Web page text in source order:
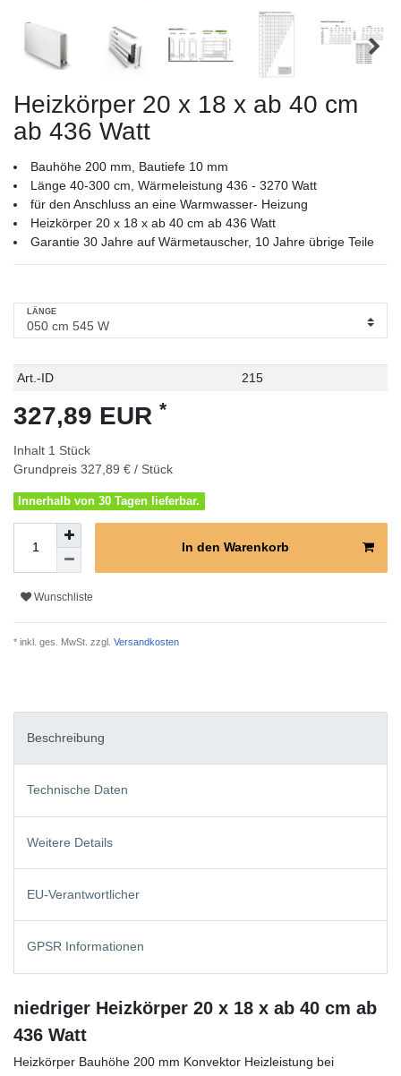
Heizkörper 20 x 18 x ab 40 cm
ab 436 Watt
Bauhöhe 200 mm, Bautiefe 10 mm
Länge 40-300 cm, Wärmeleistung 436 - 3270 Watt
für den Anschluss an eine Warmwasser- Heizung
Heizkörper 20 x 18 x ab 40 cm ab 436 Watt
Garantie 30 Jahre auf Wärmetauscher, 10 Jahre übrige Teile
LÄNGE
Technisches
Wert
Art.-ID 215
327,89 EUR *
Inhalt 1 Stück
Grundpreis 327,89 € / Stück
Innerhalb von 30 Tagen lieferbar.
In den Warenkorb
Wunschliste
* inkl. ges. MwSt. zzgl. Versandkosten
Beschreibung
Technische Daten
Weitere Details
EU-Verantwortlicher
GPSR Informationen
niedriger Heizkörper 20 x 18 x ab 40 cm ab
436 Watt
Heizkörper Bauhöhe 200 mm Konvektor Heizleistung bei